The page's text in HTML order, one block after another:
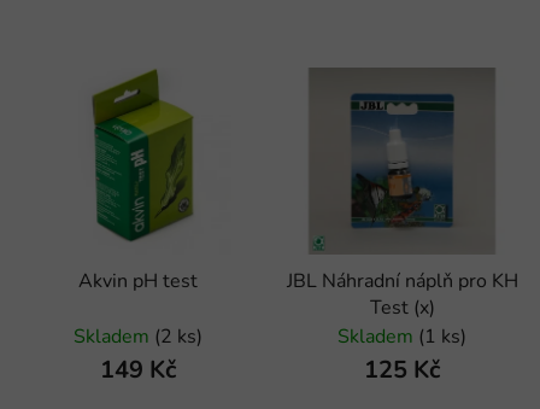
Akvin pH test
Skladem (2 ks)
149 Kč
JBL Náhradní náplň pro KH
Test (x)
Skladem (1 ks)
125 Kč